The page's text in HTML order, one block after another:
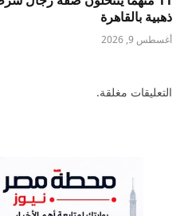
ذهبية بالقاهرة
أغسطس 9, 2026
التعليقات مغلقة.